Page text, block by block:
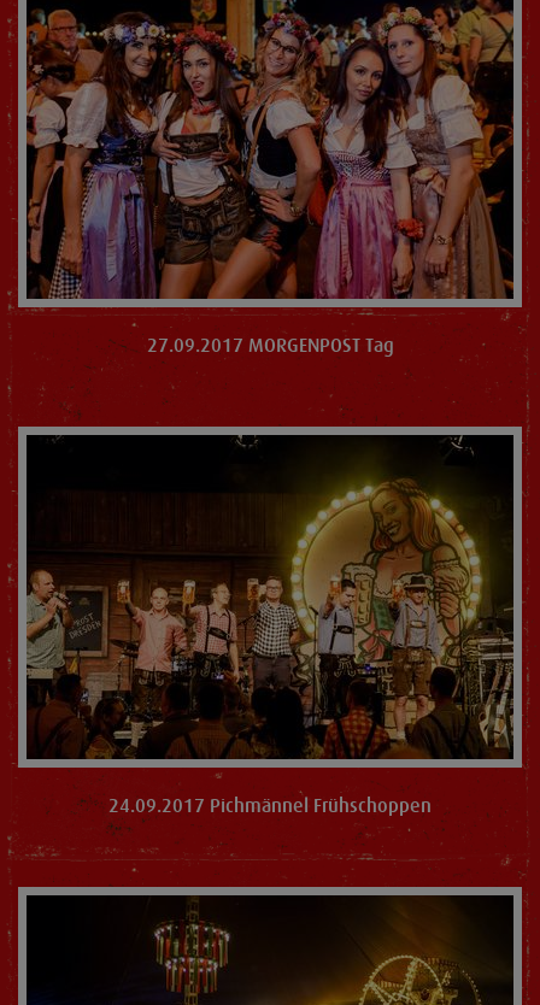
27.09.2017 MORGENPOST Tag
24.09.2017 Pichmännel Frühschoppen